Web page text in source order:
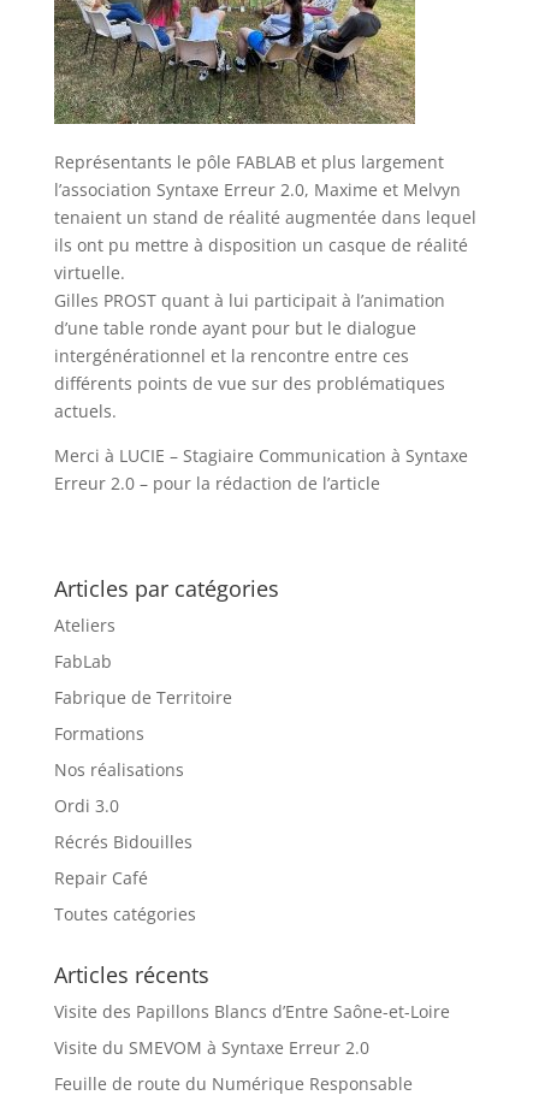
Représentants le pôle FABLAB et plus largement
l’association Syntaxe Erreur 2.0, Maxime et Melvyn
tenaient un stand de réalité augmentée dans lequel
ils ont pu mettre à disposition un casque de réalité
virtuelle.
Gilles PROST quant à lui participait à l’animation
d’une table ronde ayant pour but le dialogue
intergénérationnel et la rencontre entre ces
différents points de vue sur des problématiques
actuels.
Merci à LUCIE – Stagiaire Communication à Syntaxe
Erreur 2.0 – pour la rédaction de l’article
Articles par catégories
Ateliers
FabLab
Fabrique de Territoire
Formations
Nos réalisations
Ordi 3.0
Récrés Bidouilles
Repair Café
Toutes catégories
Articles récents
Visite des Papillons Blancs d’Entre Saône-et-Loire
Visite du SMEVOM à Syntaxe Erreur 2.0
Feuille de route du Numérique Responsable